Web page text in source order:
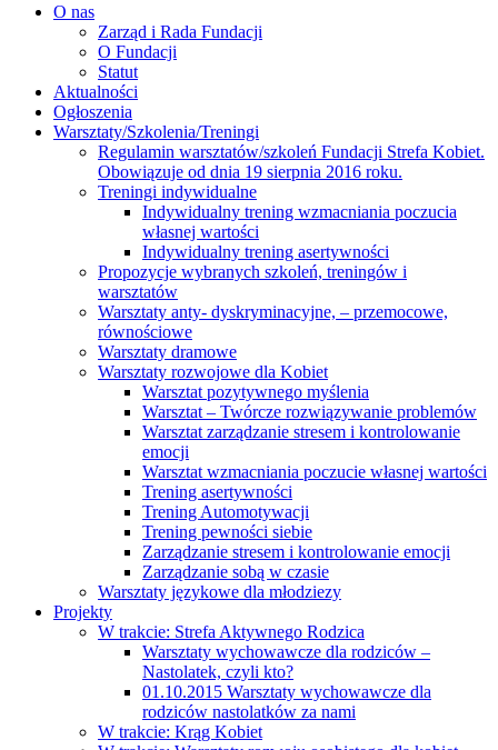
O nas
Zarząd i Rada Fundacji
O Fundacji
Statut
Aktualności
Ogłoszenia
Warsztaty/Szkolenia/Treningi
Regulamin warsztatów/szkoleń Fundacji Strefa Kobiet.
Obowiązuje od dnia 19 sierpnia 2016 roku.
Treningi indywidualne
Indywidualny trening wzmacniania poczucia
własnej wartości
Indywidualny trening asertywności
Propozycje wybranych szkoleń, treningów i
warsztatów
Warsztaty anty- dyskryminacyjne, – przemocowe,
równościowe
Warsztaty dramowe
Warsztaty rozwojowe dla Kobiet
Warsztat pozytywnego myślenia
Warsztat – Twórcze rozwiązywanie problemów
Warsztat zarządzanie stresem i kontrolowanie
emocji
Warsztat wzmacniania poczucie własnej wartości
Trening asertywności
Trening Automotywacji
Trening pewności siebie
Zarządzanie stresem i kontrolowanie emocji
Zarządzanie sobą w czasie
Warsztaty językowe dla młodziezy
Projekty
W trakcie: Strefa Aktywnego Rodzica
Warsztaty wychowawcze dla rodziców –
Nastolatek, czyli kto?
01.10.2015 Warsztaty wychowawcze dla
rodziców nastolatków za nami
W trakcie: Krąg Kobiet